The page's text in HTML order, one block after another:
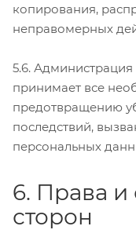
копирования,
неправомерных
5.6.
принимает все
предотвращению
последствий,
персональных
6. Права и
сторон